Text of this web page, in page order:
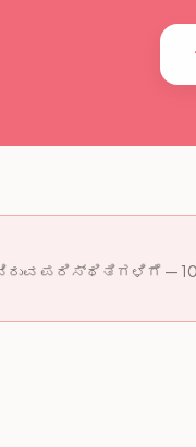
ಪರಿಸ್ಥಿತಿಗಳಿಗೆ —